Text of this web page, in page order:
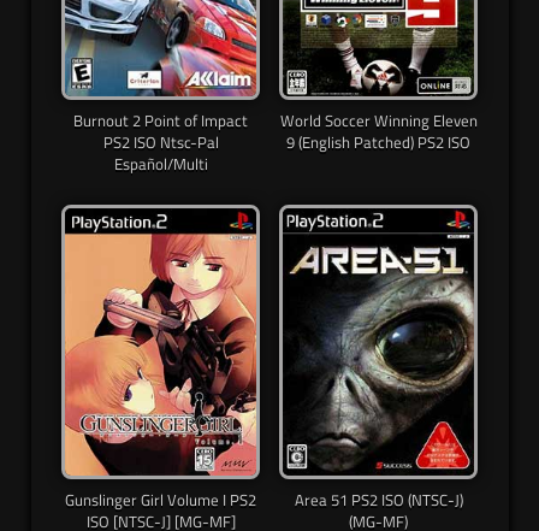
Burnout 2 Point of Impact
PS2 ISO Ntsc-Pal
Español/Multi
World Soccer Winning Eleven
9 (English Patched) PS2 ISO
Gunslinger Girl Volume I PS2
ISO [NTSC-J] [MG-MF]
Area 51 PS2 ISO (NTSC-J)
(MG-MF)